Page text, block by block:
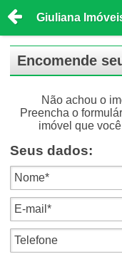
Giuliana
Encomende
Não achou o
Preencha o
imóvel que
Seus dados: